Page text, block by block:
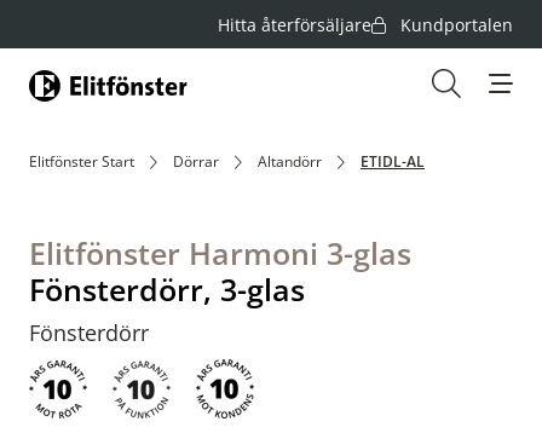
Hitta återförsäljare Kundportalen
Hem
Elitfönster Start Dörrar Altandörr ETIDL-AL
Elitfönster Harmoni 3-glas
Fönsterdörr, 3-glas
Fönsterdörr